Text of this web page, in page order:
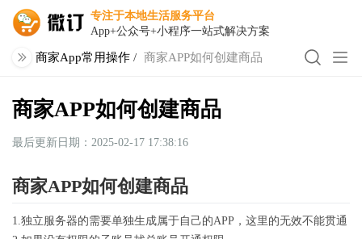
专注于本地生活服务平台
App+公众号+小程序一站式解决方案
商家App常用操作 / 商家APP如何创建商品
商家APP如何创建商品
最后更新日期：2025-02-17 17:38:16
商家APP如何创建商品
1.独立服务器的需要单独生成属于自己的APP，这里的无效不能贯通